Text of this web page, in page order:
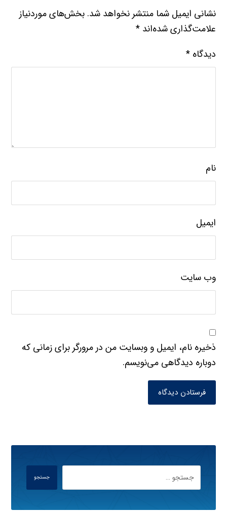
نشانی ایمیل شما منتشر نخواهد شد. بخش‌های موردنیاز
علامت‌گذاری شده‌اند*
دیدگاه*
نام
ایمیل
وب‌ سایت
ذخیره نام، ایمیل و وبسایت من در مرورگر برای زمانی که
دوباره دیدگاهی می‌نویسم.
فرستادن دیدگاه
جستجو